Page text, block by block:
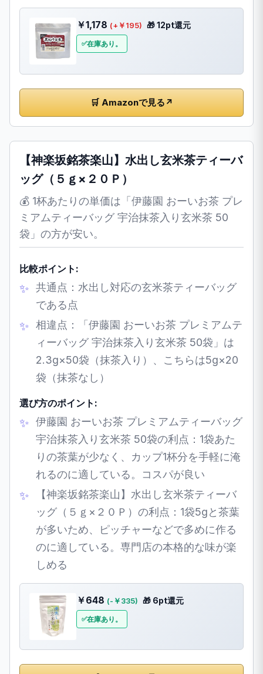
￥1,178 (+￥195) 🎁 12pt還元
在庫あり。
🛒 Amazonで見る ↗
【神楽坂銘茶楽山】水出し玄米茶ティーバ
ッグ（５ｇ×２０Ｐ）
💰 1杯あたりの単価は「伊藤園 おーいお茶 プレ
ミアムティーバッグ 宇治抹茶入り玄米茶 50
袋」の方が安い。
比較ポイント:
共通点：水出し対応の玄米茶ティーバッグ
である点
相違点：「伊藤園 おーいお茶 プレミアムテ
ィーバッグ 宇治抹茶入り玄米茶 50袋」は
2.3g×50袋（抹茶入り）、こちらは5g×20
袋（抹茶なし）
選び方のポイント:
伊藤園 おーいお茶 プレミアムティーバッグ
宇治抹茶入り玄米茶 50袋の利点：1袋あた
りの茶葉が少なく、カップ1杯分を手軽に淹
れるのに適している。コスパが良い
【神楽坂銘茶楽山】水出し玄米茶ティーバ
ッグ（５ｇ×２０Ｐ）の利点：1袋5gと茶葉
が多いため、ピッチャーなどで多めに作る
のに適している。専門店の本格的な味が楽
しめる
￥648 (-￥335) 🎁 6pt還元
在庫あり。